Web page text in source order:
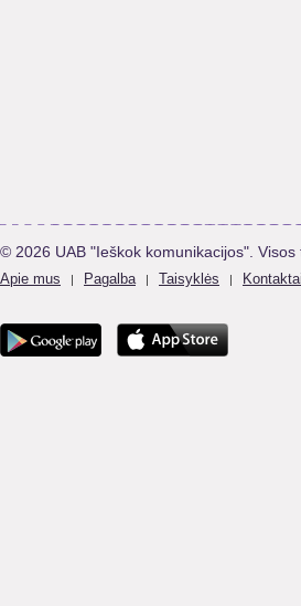
© 2026 UAB "Ieškok komunikacijos". Visos
Apie mus | Pagalba | Taisyklės | Kontaktai